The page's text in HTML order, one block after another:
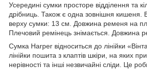
Усередині сумки просторе відділення та
дрібниць. Також є одна зовнішня кишеня.
верху сумки: 13 см. Довжина ременя на
Плечовий ремінець знімається. Довжина
Сумка Harper відноситься до лінійки
лінійки пошита з клаптів шкіри, на яких
нерівності та інші незвичайні сліди. Це